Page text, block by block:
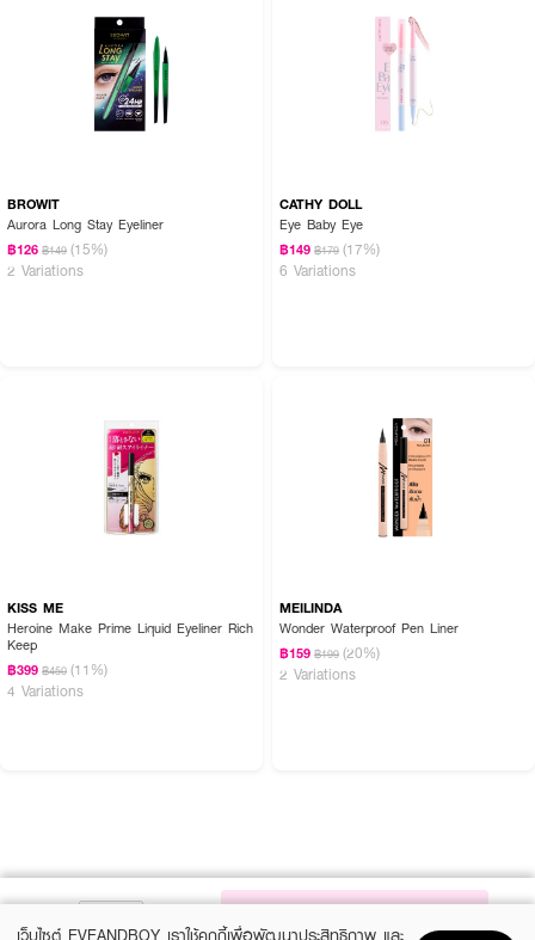
BROWIT
Aurora Long Stay Eyeliner
฿126 ฿149 (15%)
2 Variations
CATHY DOLL
Eye Baby Eye
฿149 ฿179 (17%)
6 Variations
KISS ME
Heroine Make Prime Liquid Eyeliner Rich
Keep
฿399 ฿450 (11%)
4 Variations
MEILINDA
Wonder Waterproof Pen Liner
฿159 ฿199 (20%)
2 Variations
เว็บไซต์ EVEANDBOY เราใช้คุกกี้เพื่อพัฒนาประสิทธิภาพ และ